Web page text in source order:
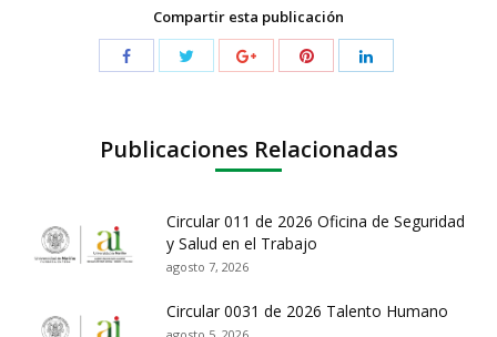
Compartir esta publicación
Publicaciones Relacionadas
Circular 011 de 2026 Oficina de Seguridad
y Salud en el Trabajo
agosto 7, 2026
Circular 0031 de 2026 Talento Humano